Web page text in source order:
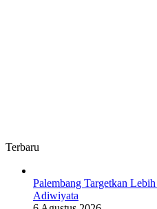
Terbaru
Palembang Targetkan
Adiwiyata